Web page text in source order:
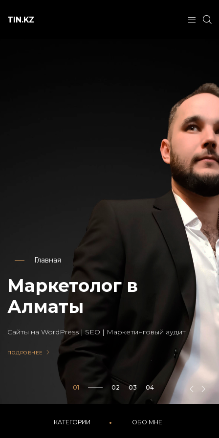
TIN.KZ
Контакты
КАТЕГОРИИ ОБО МНЕ
Главная
Маркетолог в
Алматы
Сайты на WordPress | SEO | Маркетинговый аудит
ПОДРОБНЕЕ